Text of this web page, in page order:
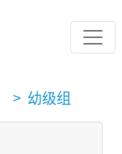
> 幼级组